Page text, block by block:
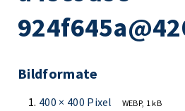
Bildformate
400 × 400 Pixel WEBP, 1 kB